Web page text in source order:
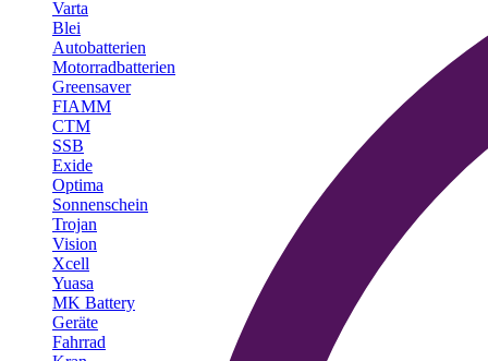
Varta
Blei
Autobatterien
Motorradbatterien
Greensaver
FIAMM
CTM
SSB
Exide
Optima
Sonnenschein
Trojan
Vision
Xcell
Yuasa
MK Battery
Geräte
Fahrrad